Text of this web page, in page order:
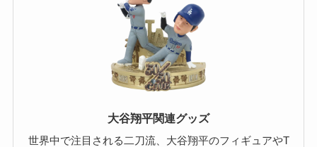
大谷翔平関連グッズ
世界中で注目される二刀流、大谷翔平のフィギュアやT